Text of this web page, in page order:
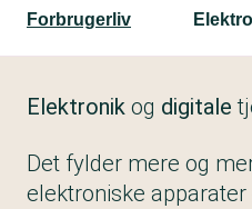
Forbrugerliv
Elektronik og digitale
Det fylder mere og
elektroniske apparater